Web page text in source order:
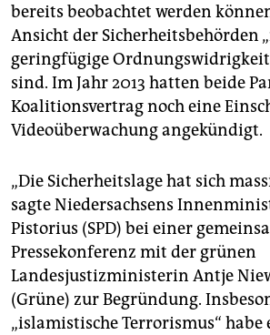
bereits beobachtet werden
Ansicht der Sicherheitsbehörden
geringfügige
sind. Im Jahr 2013 hatten beide
Koalitionsvertrag noch eine
Videoüberwachung angekündigt.
„Die Sicherheitslage hat sich
sagte Niedersachsens
Pistorius (SPD) bei einer
Pressekonferenz mit der grünen
Landesjustizministerin Antje
(Grüne) zur Begründung.
„islamistische Terrorismus“ habe